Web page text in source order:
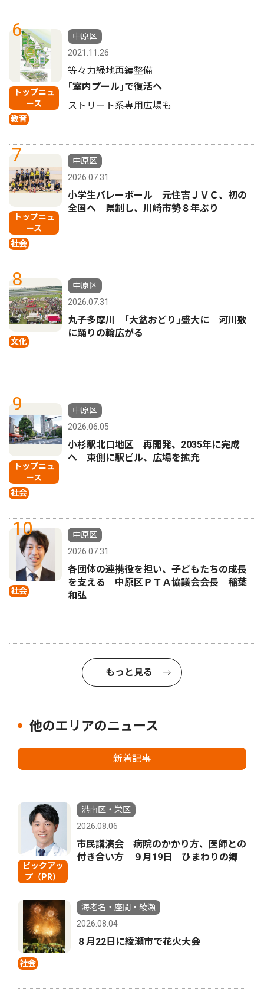
6
トップニュ
ース
教育
中原区
2021.11.26
等々力緑地再編整備
｢室内プール｣で復活へ
ストリート系専用広場も
7
トップニュ
ース
社会
中原区
2026.07.31
小学生バレーボール 元住吉ＪＶＣ、初の
全国へ 県制し、川崎市勢８年ぶり
8
文化
中原区
2026.07.31
丸子多摩川 ｢大盆おどり｣盛大に 河川敷
に踊りの輪広がる
9
トップニュ
ース
社会
中原区
2026.06.05
小杉駅北口地区 再開発、2035年に完成
へ 東側に駅ビル、広場を拡充
10
社会
中原区
2026.07.31
各団体の連携役を担い、子どもたちの成長
を支える 中原区ＰＴＡ協議会会長 稲葉
和弘
もっと見る
他のエリアのニュース
新着記事
ピックアッ
プ（PR）
港南区・栄区
2026.08.06
市民講演会 病院のかかり方、医師との
付き合い方 ９月19日 ひまわりの郷
社会
海老名・座間・綾瀬
2026.08.04
８月22日に綾瀬市で花火大会